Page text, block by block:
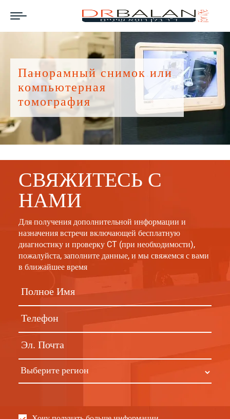
Панорамный снимок или
компьютерная
томография
СВЯЖИТЕСЬ С
НАМИ
Для получения дополнительной информации и
назначения встречи включающей бесплатную
диагностику и проверку CT (при необходимости),
пожалуйста, заполните данные, и мы свяжемся с вами
в ближайшее время